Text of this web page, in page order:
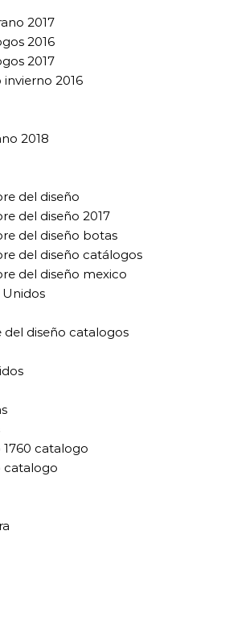
2017
2016
2017
2016
2018
del diseño
del diseño 2017
del diseño botas
del diseño catálogos
del diseño mexico
Unidos
diseño catalogos
catalogo
catalogo